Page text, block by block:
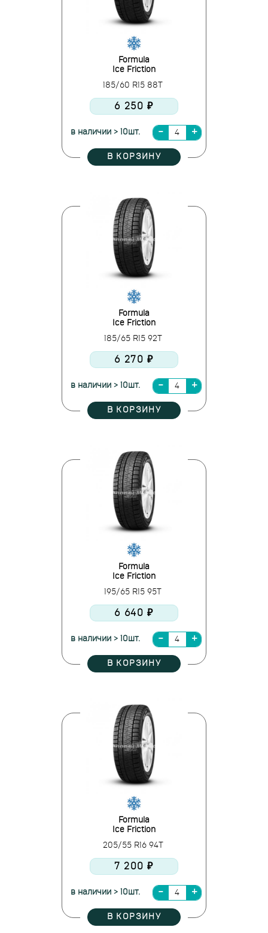
Formula
Ice Friction
185/60 R15 88T
6 250 ₽
в наличии > 10шт.
В КОРЗИНУ
Formula
Ice Friction
185/65 R15 92T
6 270 ₽
в наличии > 10шт.
В КОРЗИНУ
Formula
Ice Friction
195/65 R15 95T
6 640 ₽
в наличии > 10шт.
В КОРЗИНУ
Formula
Ice Friction
205/55 R16 94T
7 200 ₽
в наличии > 10шт.
В КОРЗИНУ